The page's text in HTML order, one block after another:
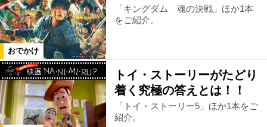
おでかけ
「キングダム 魂の決戦」ほか1本
をご紹介。
トイ・ストーリーがたどり
着く究極の答えとは！！
「トイ・ストーリー5」ほか1本をご
紹介。